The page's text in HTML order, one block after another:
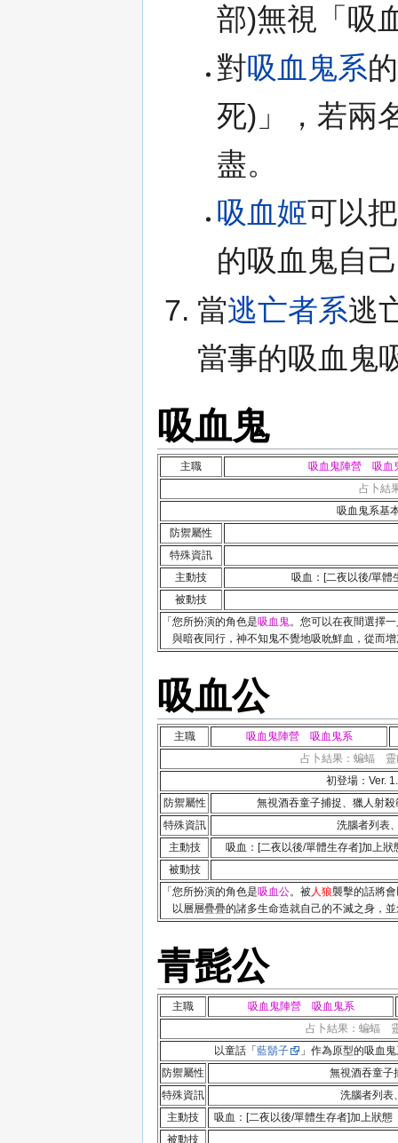
部)無視「吸
對吸血鬼系
死)」，若兩
盡。
吸血姬可以
的吸血鬼自
當逃亡者系逃
當事的吸血鬼
吸血鬼
主職
吸血鬼陣營 吸血
占卜結
吸血鬼系基
防禦屬性
特殊資訊
主動技
吸血：[二夜以後/單體
被動技
「您所扮演的角色是吸血鬼。您可以在夜間選擇
與暗夜同行，神不知鬼不覺地吸吮鮮血，從而
吸血公
主職
吸血鬼陣營 吸血鬼系
占卜結果：蝙蝠 靈
初登場：Ver.
防禦屬性
無視酒吞童子捕捉、獵人射
特殊資訊
洗腦者列表
主動技
吸血：[二夜以後/單體生存者]加上
被動技
「您所扮演的角色是吸血公。被人狼襲擊的話將
以層層疊疊的諸多生命造就自己的不滅之身，
青髭公
主職
吸血鬼陣營 吸血鬼系
占卜結果：蝙蝠
以童話「 藍鬍子
」作為原型的吸血
防禦屬性
無視酒吞童子
特殊資訊
洗腦者列表
主動技
吸血：[二夜以後/單體生存者]加上狀
被動技